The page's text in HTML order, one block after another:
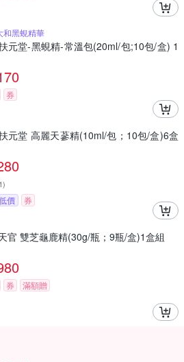
和黑蜆精華
元堂-黑蜆精-常溫包(20ml/包;10包/盒) 1
券
元堂 高麗天蔘精(10ml/包；10包/盒)6盒
1)
價 券
官 雙芝龜鹿精(30g/瓶；9瓶/盒)1盒組
券 滿額贈